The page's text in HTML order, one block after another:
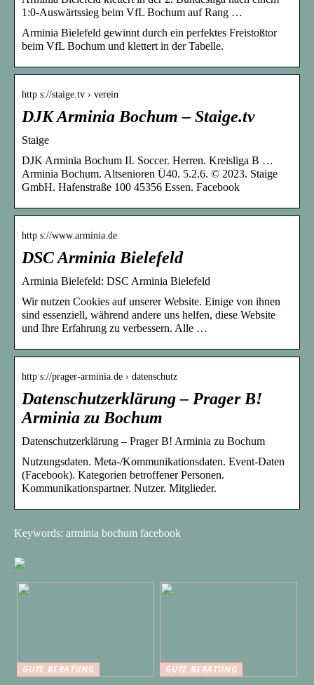
1:0-Auswärtssieg beim VfL Bochum auf Rang …
Arminia Bielefeld gewinnt durch ein perfektes Freistoßtor
beim VfL Bochum und klettert in der Tabelle.
http s://staige.tv › verein
DJK Arminia Bochum – Staige.tv
Staige
DJK Arminia Bochum II. Soccer. Herren. Kreisliga B …
Arminia Bochum. Altsenioren Ü40. 5.2.6. © 2023. Staige
GmbH. Hafenstraße 100 45356 Essen. Facebook
http s://www.arminia.de
DSC Arminia Bielefeld
Arminia Bielefeld: DSC Arminia Bielefeld
Wir nutzen Cookies auf unserer Website. Einige von ihnen
sind essenziell, während andere uns helfen, diese Website
und Ihre Erfahrung zu verbessern. Alle …
http s://prager-arminia.de › datenschutz
Datenschutzerklärung – Prager B!
Arminia zu Bochum
Datenschutzerklärung – Prager B! Arminia zu Bochum
Nutzungsdaten. Meta-/Kommunikationsdaten. Event-Daten
(Facebook). Kategorien betroffener Personen.
Kommunikationspartner. Nutzer. Mitglieder.
Keywords: arminia bochum facebook
GUTE BERATUNG
GUTE BERATUNG